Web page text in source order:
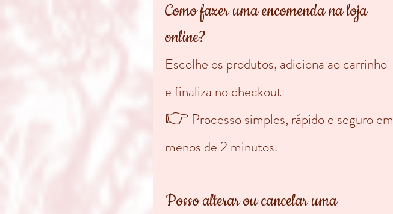
Como fazer uma encomenda na loja
online?
Escolhe os produtos, adiciona ao carrinho
e finaliza no checkout
👉 Processo simples, rápido e seguro em
menos de 2 minutos.
Posso alterar ou cancelar uma